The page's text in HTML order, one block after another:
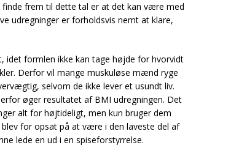
frem til dette tal er at det kan være med
udregninger er forholdsvis nemt at klare,
idet formlen ikke kan tage højde for hvorvidt
Derfor vil mange muskuløse mænd ryge
selvom de ikke lever et usundt liv.
øger resultatet af BMI udregningen. Det
alt for højtideligt, men kun bruger dem
for opsat på at være i den laveste del af
lede en ud i en spiseforstyrrelse.